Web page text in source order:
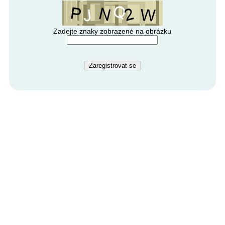
Zadejte znaky zobrazené na obrázku